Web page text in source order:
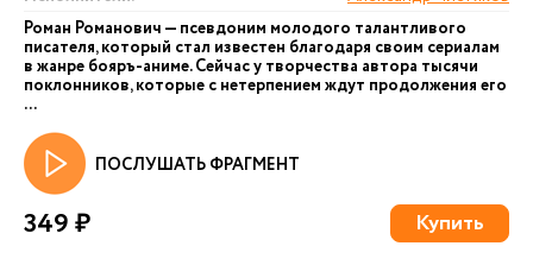
Роман Романович — псевдоним молодого талантливого
писателя, который стал известен благодаря своим сериалам
в жанре бояръ-аниме. Сейчас у творчества автора тысячи
поклонников, которые с нетерпением ждут продолжения его
...
ПОСЛУШАТЬ ФРАГМЕНТ
349 ₽ Купить